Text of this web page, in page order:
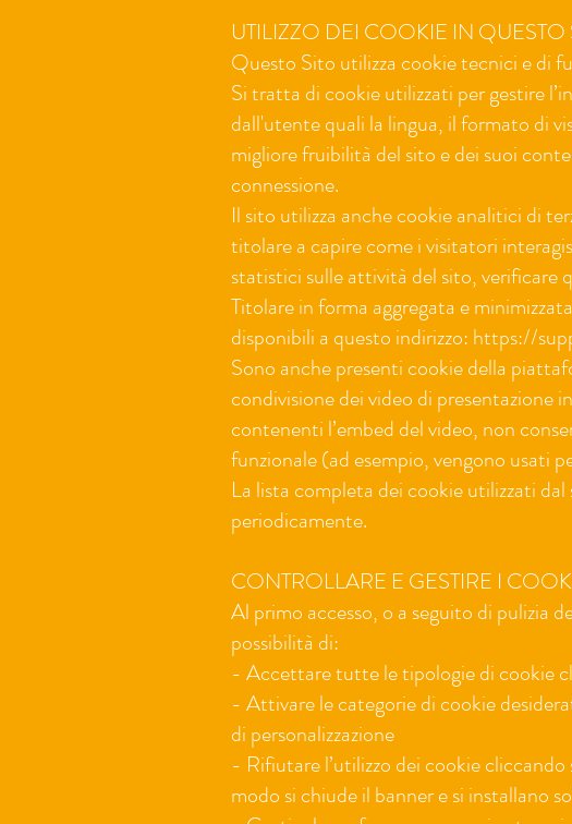
UTILIZZO DEI COOKIE IN QUESTO
Questo Sito utilizza cookie tecnici e di
Si tratta di cookie utilizzati per gestire
dall'utente quali la lingua, il formato di
migliore fruibilità del sito e dei suoi
connessione.
Il sito utilizza anche cookie analitici di
titolare a capire come i visitatori
statistici sulle attività del sito, verificare
Titolare in forma aggregata e
disponibili a questo indirizzo: https://
Sono anche presenti cookie della
condivisione dei video di presentazione
contenenti l’embed del video, non
funzionale (ad esempio, vengono usati
La lista completa dei cookie utilizzati
periodicamente.
CONTROLLARE E GESTIRE I
Al primo accesso, o a seguito di pulizia
possibilità di:
- Accettare tutte le tipologie di cookie
- Attivare le categorie di cookie
di personalizzazione
- Rifiutare l’utilizzo dei cookie
modo si chiude il banner e si installano